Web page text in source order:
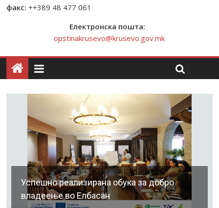
факс: ++389 48 477 061
Електронска пошта:
opstinakrusevo@krusevo.gov.mk
Успешно реализирана обука за добро
владеење во Елбасан